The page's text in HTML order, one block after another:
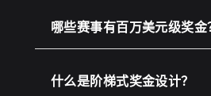
哪些赛事有百万美元级奖金
什么是阶梯式奖金设计？